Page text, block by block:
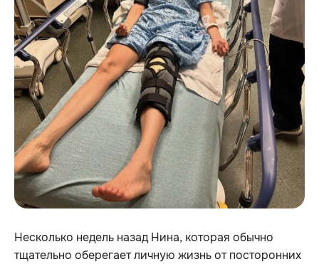
Несколько недель назад Нина, которая обычно
тщательно оберегает личную жизнь от посторонних